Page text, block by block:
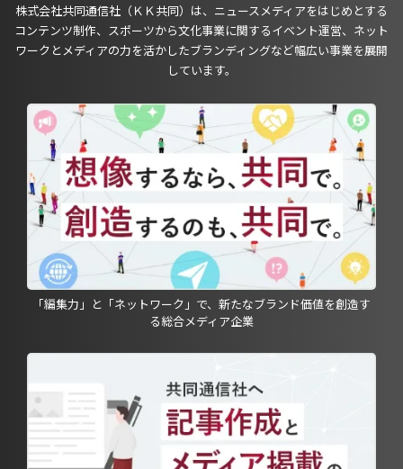
株式会社共同通信社（ＫＫ共同）は、ニュースメディアをはじめとする
コンテンツ制作、スポーツから文化事業に関するイベント運営、ネット
ワークとメディアの力を活かしたブランディングなど幅広い事業を展開
しています。
「編集力」と「ネットワーク」で、新たなブランド価値を創造す
る総合メディア企業